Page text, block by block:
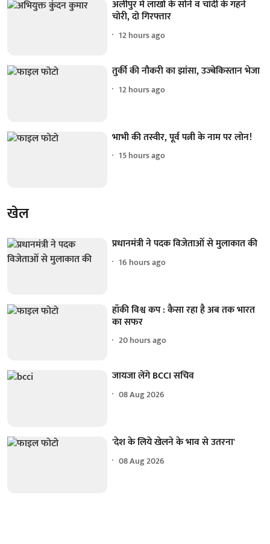
अलीपुर में लाखों के सोने व चांदी के गहने
चोरी, दो गिरफ्तार
12 hours ago
तुर्की की नौकरी का झांसा, उज्बेकिस्तान भेजा
12 hours ago
भाभी की तस्वीर, पूर्व पत्नी के नाम पर लोन!
15 hours ago
खेल
प्रधानमंत्री ने पदक विजेताओं से मुलाकात की
16 hours ago
हॉकी विश्व कप : कैसा रहा है अब तक भारत
का सफर
20 hours ago
जायजा लेंगे BCCI सचिव
08 Aug 2026
'देश के लिये खेलने के भाव से उतरना'
08 Aug 2026